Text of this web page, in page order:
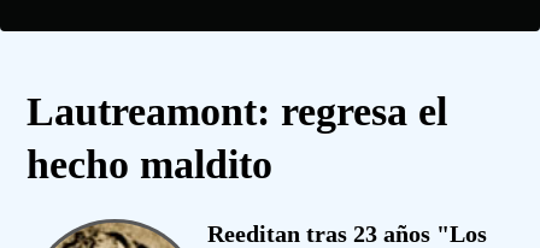
Lautreamont: regresa el
hecho maldito
Reeditan tras 23 años "Los